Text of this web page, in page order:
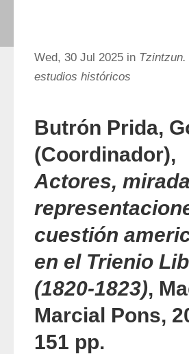
Wed, 30 Jul 2025 in
estudios históricos
Butrón Prida,
(Coordinador),
Actores,
cuestión
en el Trienio
(1820-1823),
Marcial Pons,
151 pp.